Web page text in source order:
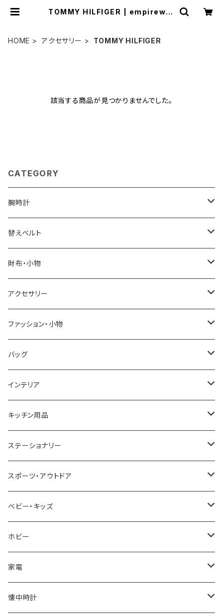
TOMMY HILFIGER | empirewat
HOME アクセサリー TOMMY HILFIGER
該当する商品が見つかりませんでした。
CATEGORY
腕時計
ELGIN
SALVATORE MARRA
CASIO
GRANDEUR
COGU
GAGA MILANO
CACTUS
TIMEX
NIXON
AVALANCHE
ORIENT
ZEPPELIN
SKAGEN
替えベルト
COACH
DANIEL WELLINGTON
LACOSTE
DIESEL
MICHAEL KORS
NO BRAND
財布・小物
SONNE
DUCT
TRANSNUMBER
SAAMA HOMME
ARNOLD PALMER
MICHAEL KORS
DIESEL
ALV
Merge
ETTINGER
COACH
アクセサリー
GUCCI
TIFFANY&CO
FOLLI FOLLIE
POLICE
PAUL HEWITT
22designstudio
BOTTEGA VENETA
EMPORIO ARMANI
CALVIN KLEIN
DANIEL WELLINGTON
ファッション・小物
DAKS
栃木レザー
NIKE
DUNHILL
NEWYORKER
OROBIANCO
Ellese
COLEMAN
MONTBLANC
バッグ
MANHATTAN PORTAGE
United HOMME
RODANIA
BEAMZSQUARE
BLAZER CLUB
ANDY HAWARD
G GUSTO
GULLWING
インテリア
CRYSTOCRAFT
SEIKO
CITIZEN
BRAUN
RHYTHM
BLOSSOM
MONDAINE
キッチン用品
I'mD
Helios
VALENTINO VISCANI
ステーショナリー
LAMY
WATERMAN
PARKER
PELIKAN
CROSS
スポーツ・アウトドア
Trangia
Barebones
FEUERHAND
CASIO
ベビー・キッズ
ふわりぃ
ERGO BABY
ホビー
その他
AMOS
家電
CREATE
懐中時計